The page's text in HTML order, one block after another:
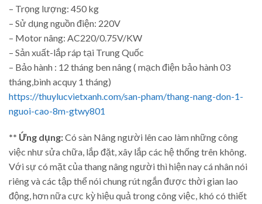
– Trọng lượng: 450 kg
– Sử dụng nguồn điện: 220V
– Motor nâng: AC220/0.75V/KW
– Sản xuất-lắp ráp tại Trung Quốc
– Bảo hành : 12 tháng ben nâng ( mạch điện bảo hành 03
tháng,bình acquy 1 tháng)
https://thuylucvietxanh.com/san-pham/thang-nang-don-1-
nguoi-cao-8m-gtwy801
** Ứng dụng:Có sàn Nâng người lên cao làm những công
việc như sửa chữa, lắp đặt, xây lắp các hệ thống trên không.
Với sự có mặt của thang nâng người thì hiện nay cá nhân nói
riêng và các tập thể nói chung rút ngắn được thời gian lao
động, hơn nữa cực kỳ hiệu quả trong công việc, khó có thiết